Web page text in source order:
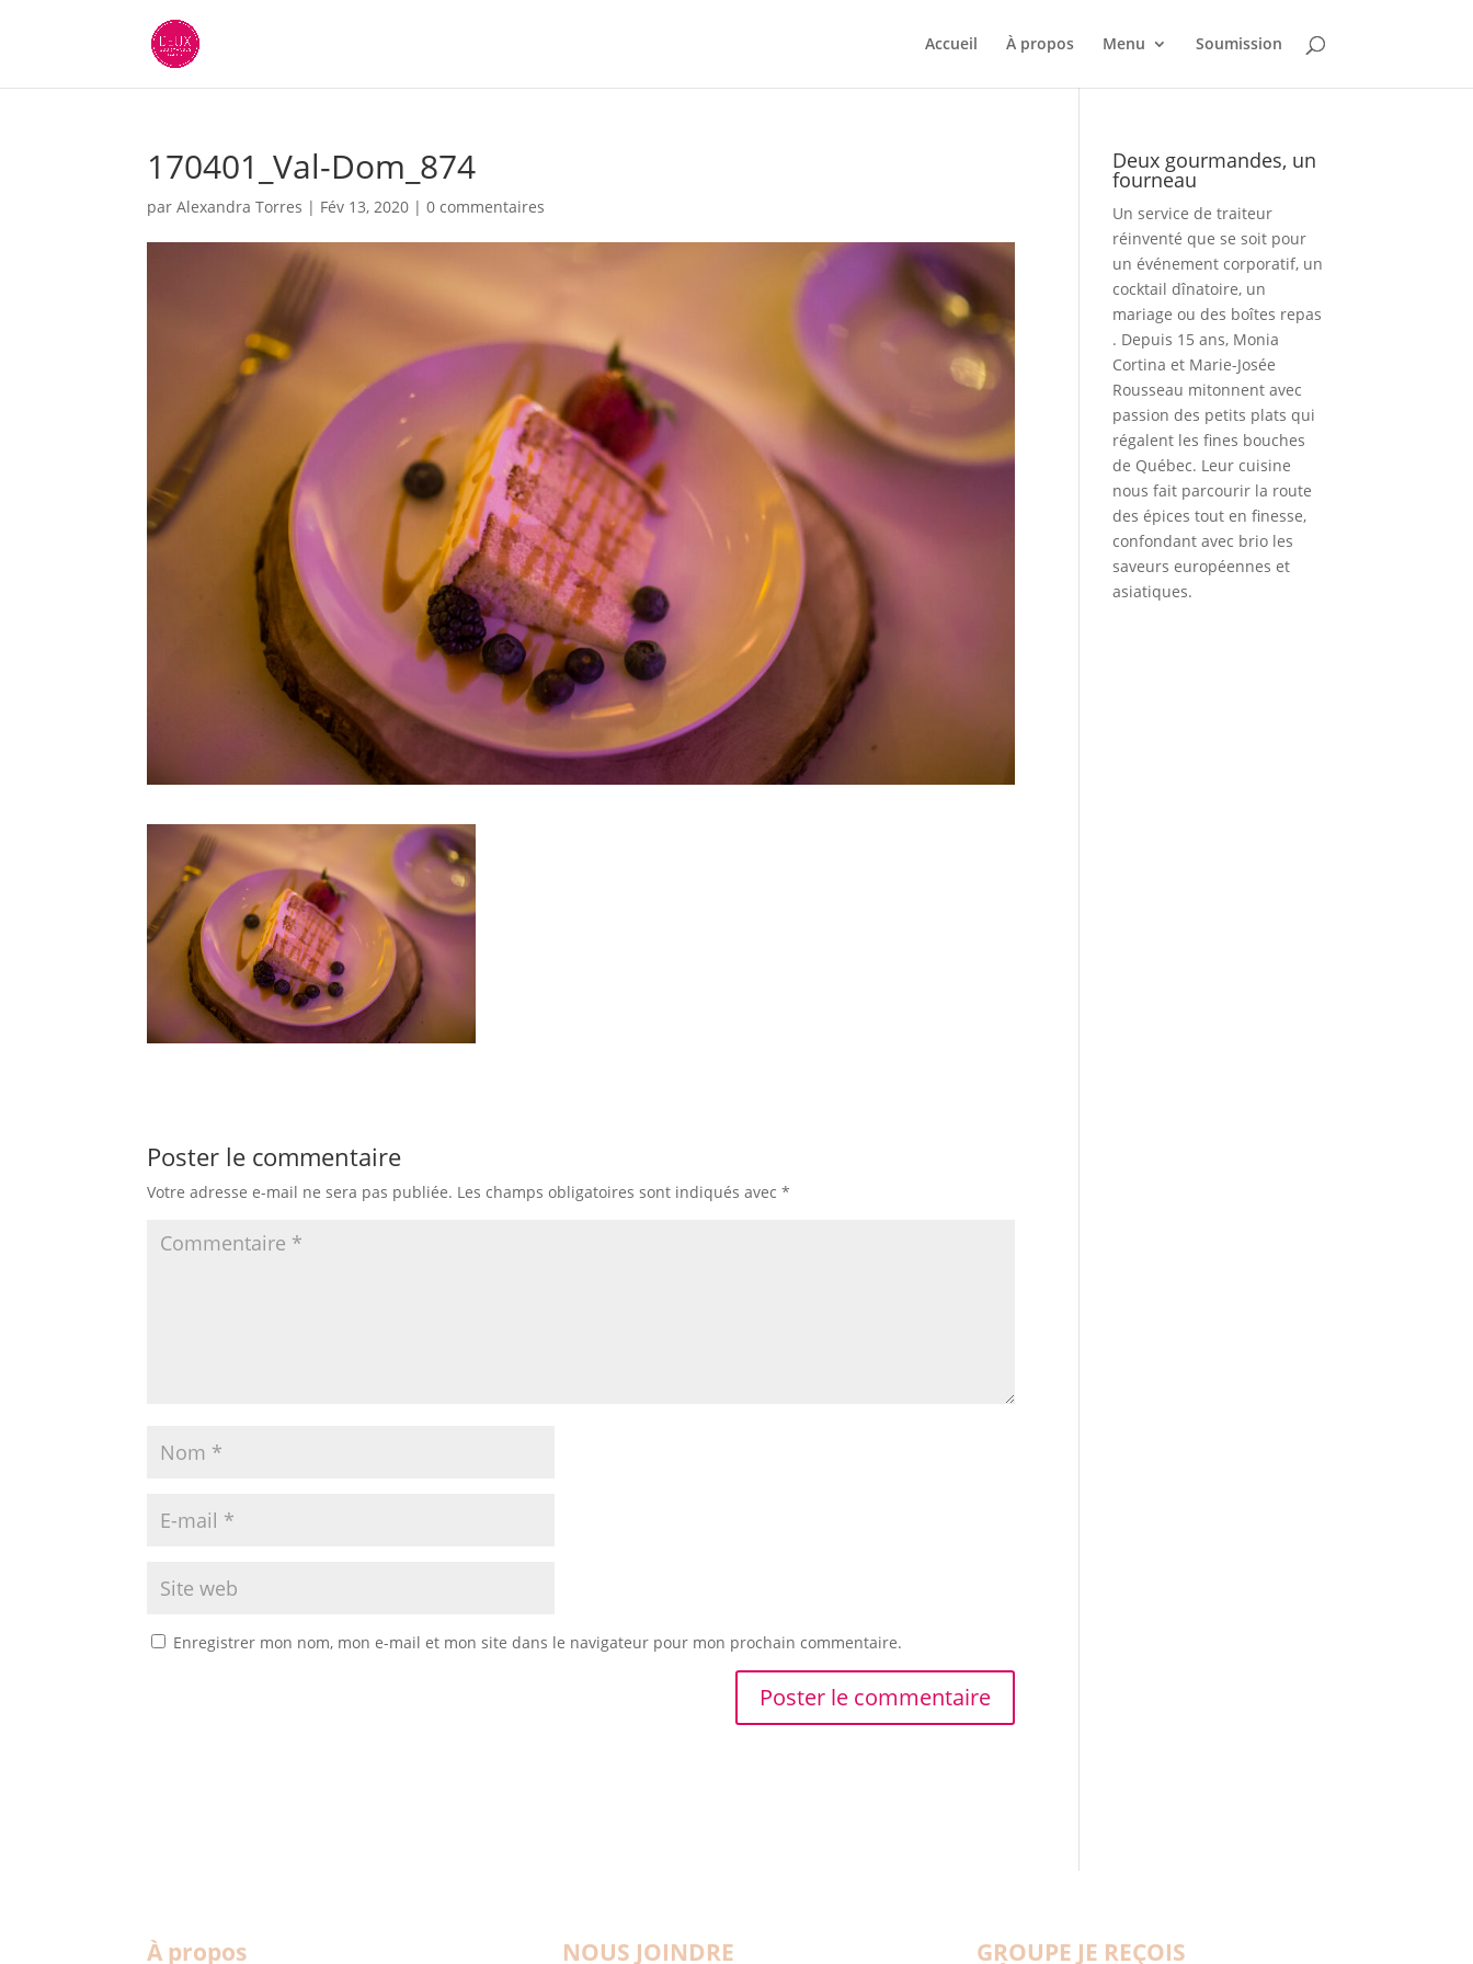
Accueil À propos Menu Soumission
170401_Val-Dom_874
parAlexandra Torres | Fév 13, 2020 |0 commentaires
Poster le commentaire
Votre adresse e-mail ne sera pas publiée. Les champs obligatoires sont indiqués avec*
Enregistrer mon nom, mon e-mail et mon site dans le navigateur pour mon prochain commentaire.
Deux gourmandes, un
fourneau
Un service de traiteur
réinventé que se soit pour
un événement corporatif, un
cocktail dînatoire, un
mariage ou des boîtes repas
. Depuis 15 ans, Monia
Cortina et Marie-Josée
Rousseau mitonnent avec
passion des petits plats qui
régalent les fines bouches
de Québec. Leur cuisine
nous fait parcourir la route
des épices tout en finesse,
confondant avec brio les
saveurs européennes et
asiatiques.
À propos NOUS JOINDRE GROUPE JE REÇOIS